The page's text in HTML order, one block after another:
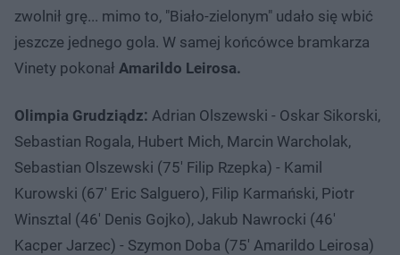
zwolnił grę... mimo to, "Biało-zielonym" udało się wbić
jeszcze jednego gola. W samej końcówce bramkarza
Vinety pokonał Amarildo Leirosa.
Olimpia Grudziądz: Adrian Olszewski - Oskar Sikorski,
Sebastian Rogala, Hubert Mich, Marcin Warcholak,
Sebastian Olszewski (75' Filip Rzepka) - Kamil
Kurowski (67' Eric Salguero), Filip Karmański, Piotr
Winsztal (46' Denis Gojko), Jakub Nawrocki (46'
Kacper Jarzec) - Szymon Doba (75' Amarildo Leirosa)